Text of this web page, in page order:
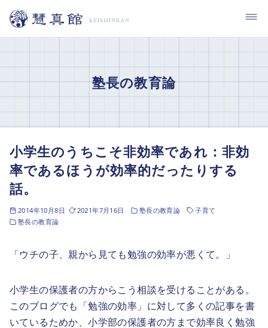
テ
塾長の教育論
小学生のうちこそ非効率であれ：非効
率であるほうが効率的だったりする
話。
2014年10月8日 2021年7月16日 塾長の教育論
子育て
塾長の教育論
「ウチの子、親から見ても勉強の効率が悪くて。」
小学生の保護者の方からこう相談を受けることがある。
このブログでも「勉強の効率」に対して多くの記事を書
いているためか、小学部の保護者の方まで効率良く勉強